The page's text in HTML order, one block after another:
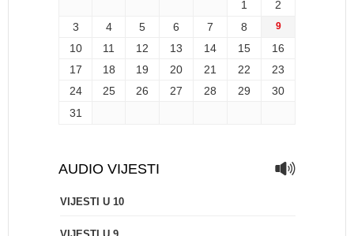
1
2
3
4 5 6 7 8 9
10 11 12 13 14 15
16
17
18 19 20 21 22
23
24
25 26 27 28 29
30
31
AUDIO VIJESTI
VIJESTI U 10